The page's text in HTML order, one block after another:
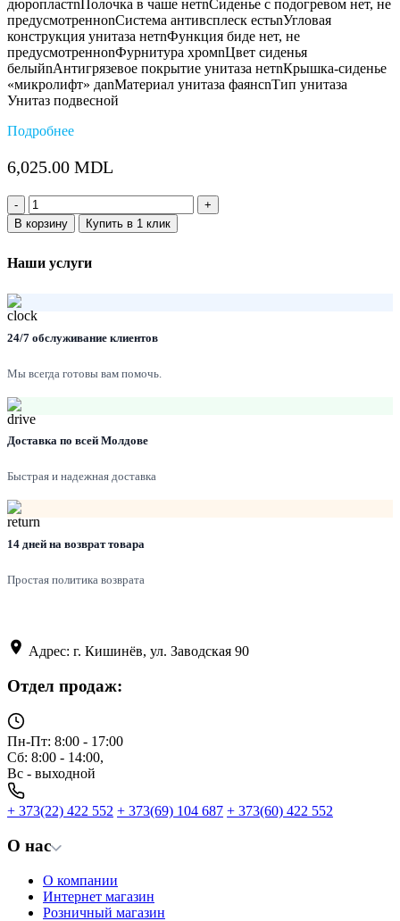
дюропластnПолочка в чаше нетnСиденье с подогревом нет, не
предусмотренноnСистема антивсплеск естьnУгловая
конструкция унитаза нетnФункция биде нет, не
предусмотренноnФурнитура хромnЦвет сиденья
белыйnАнтигрязевое покрытие унитаза нетnКрышка-сиденье
«микролифт» даnМатериал унитаза фаянсnТип унитаза
Унитаз подвесной
Подробнее
6,025.00 MDL
Количество:
В корзину Купить в 1 клик
Наши услуги
24/7 обслуживание клиентов
Мы всегда готовы вам помочь.
Доставка по всей Молдове
Быстрая и надежная доставка
14 дней на возврат товара
Простая политика возврата
Адрес: г. Кишинёв, ул. Заводская 90
Отдел продаж:
Пн-Пт: 8:00 - 17:00
Сб: 8:00 - 14:00,
Вс - выходной
+ 373(22) 422 552 + 373(69) 104 687 + 373(60) 422 552
О нас
О компании
Интернет магазин
Розничный магазин